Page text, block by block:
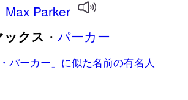
Max Parker
ックス ・パーカー
パーカー」に似た名前の有名人